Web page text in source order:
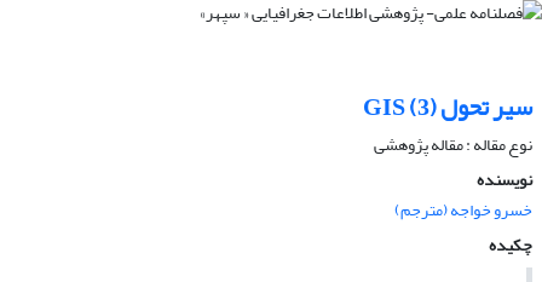
سیر تحول GIS (3)
نوع مقاله : مقاله پژوهشی
نویسنده
خسرو خواجه (مترجم)
چکیده